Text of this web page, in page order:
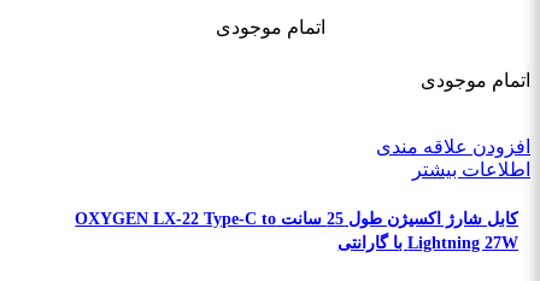
اتمام موجودی
اتمام موجودی
افزودن علاقه مندی
اطلاعات بیشتر
کابل شارژ اکسیژن طول 25 سانت OXYGEN LX-22 Type-C to
Lightning 27W با گارانتی